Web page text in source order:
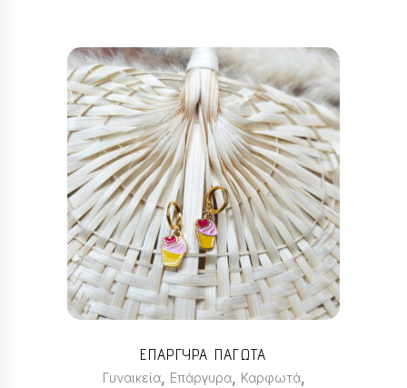
ΕΠΑΡΓΥΡΑ ΠΑΓΩΤΑ
Γυναικεία, Επάργυρα, Καρφωτά,